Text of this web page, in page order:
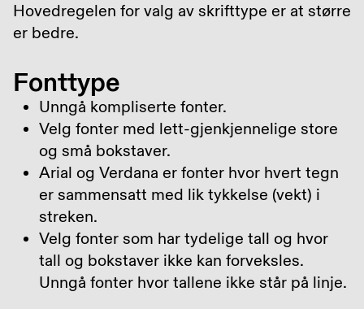
Hovedregelen for valg av skrifttype er at større
er bedre.
Fonttype
Unngå kompliserte fonter.
Velg fonter med lett-gjenkjennelige store
og små bokstaver.
Arial og Verdana er fonter hvor hvert tegn
er sammensatt med lik tykkelse (vekt) i
streken.
Velg fonter som har tydelige tall og hvor
tall og bokstaver ikke kan forveksles.
Unngå fonter hvor tallene ikke står på linje.